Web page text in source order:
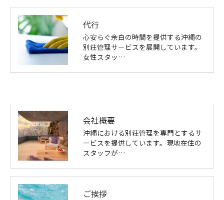
代行
心安らぐ余白の時間を提供する沖縄の
別荘管理サービスを展開しています。
女性スタッ…
会社概要
沖縄における別荘管理を専門とするサ
ービスを提供しています。現地在住の
スタッフが…
ご挨拶